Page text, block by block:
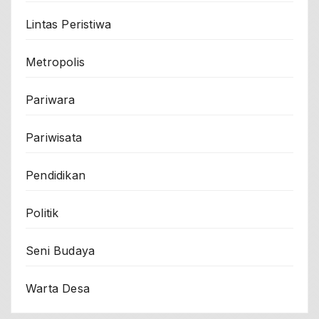
Lintas Peristiwa
Metropolis
Pariwara
Pariwisata
Pendidikan
Politik
Seni Budaya
Warta Desa